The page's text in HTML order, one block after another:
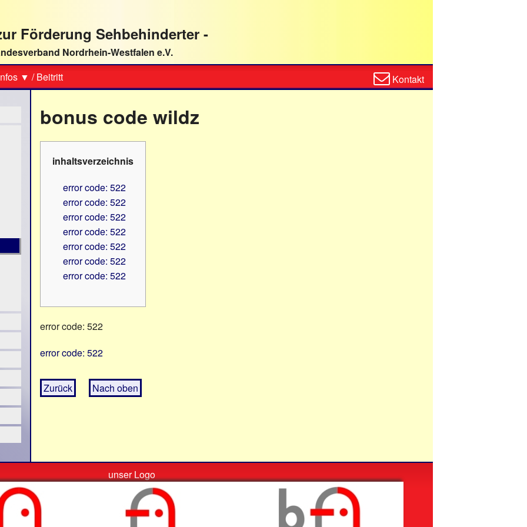
Förderung Sehbehinderter -
Nordrhein-Westfalen e.V.
▼ /Beitritt
Kontaktformular
Kontakt
bonus code wildz
inhaltsverzeichnis
error code: 522
error code: 522
error code: 522
error code: 522
error code: 522
error code: 522
error code: 522
error code: 522
error code: 522
Zurück Nach oben
unser Logo